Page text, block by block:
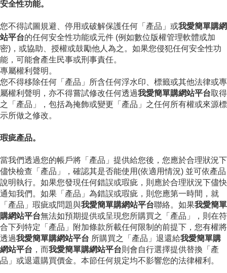
安全性功能。
您不得試圖規避、停用或破解保護任何「產品」或我愛簡單購網
站平台的任何安全性功能或元件 (例如數位版權管理軟體或加
密)，或協助、授權或鼓勵他人為之。如果您侵犯任何安全性功
能，可能會產生民事或刑事責任。
專屬權利聲明。
您不得移除任何「產品」所含任何浮水印、標籤或其他法律或專
屬權利聲明，亦不得嘗試修改任何透過我愛簡單購網站平台取得
之「產品」，包括為掩飾或變更「產品」之任何所有權或來源標
示所做之修改。
瑕疵產品。
當我們透過您的帳戶將「產品」提供給您後，您應於合理狀況下
儘快檢查「產品」，確認其是否能使用(依適用情況) 並可依產品
說明執行。如果您發現任何錯誤或瑕疵，則應於合理狀況下儘快
通知我們。如果「產品」為錯誤或瑕疵，則您應第一時間，就
「產品」瑕疵或問題與我愛簡單購網站平台聯絡。如果我愛簡單
購網站平台無法如預期提供或呈現您所購買之「產品」，則在符
合下列特定「產品」附加條款所載任何限制的前提下，您有權將
透過我愛簡單購網站平台 所購買之「產品」退還給我愛簡單購
網站平台 ，而我愛簡單購網站平台則會自行選擇提供替換「產
品」或退還購買價金。本節任何規定均不影響您的法律權利。